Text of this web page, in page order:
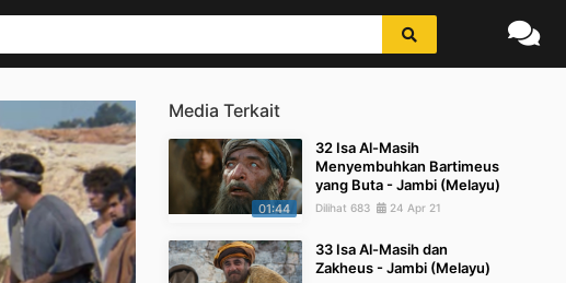
Media Terkait
01:44
32 Isa Al-Masih
Menyembuhkan Bartimeus
yang Buta - Jambi (Melayu)
Dilihat 683 24 Apr 21
33 Isa Al-Masih dan
Zakheus - Jambi (Melayu)